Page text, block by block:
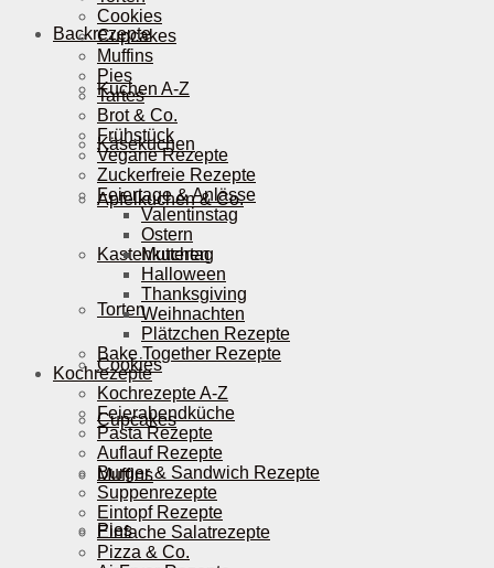
Backrezepte
Kuchen A-Z
Käsekuchen
Apfelkuchen & Co.
Kastenkuchen
Torten
Cookies
Cupcakes
Muffins
Pies
Cookies
Cupcakes
Muffins
Pies
Tartes
Brot & Co.
Frühstück
Vegane Rezepte
Zuckerfreie Rezepte
Feiertage & Anlässe
Valentinstag
Ostern
Muttertag
Halloween
Thanksgiving
Weihnachten
Plätzchen Rezepte
Bake Together Rezepte
Kochrezepte
Kochrezepte A-Z
Feierabendküche
Pasta Rezepte
Auflauf Rezepte
Burger & Sandwich Rezepte
Suppenrezepte
Eintopf Rezepte
Einfache Salatrezepte
Pizza & Co.